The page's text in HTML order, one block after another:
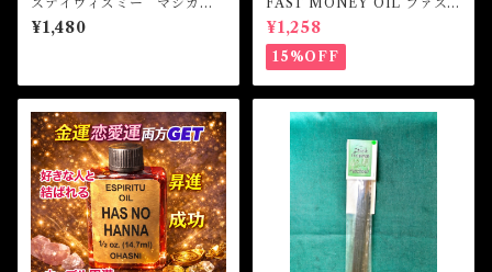
オイル・魔女オイル STAY
WITH ME Magical Oil
¥1,480
トマネーオイル
¥1,258
15%OFF